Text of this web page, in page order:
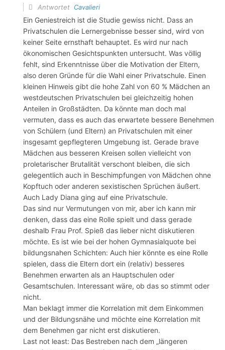
Antwortet Cavalieri
Ein Geniestreich ist die Studie gewiss nicht. Dass an
Privatschulen die Lernergebnisse besser sind, wird von
keiner Seite ernsthaft behauptet. Es wird nur nach
ökonomischen Gesichtspunkten untersucht. Was völlig
fehlt, sind Erkenntnisse über die Motivation der Eltern,
also deren Gründe für die Wahl einer Privatschule. Einen
kleinen Hinweis gibt die hohe Zahl von 60 % Mädchen an
westdeutschen Privatschulen bei gleichzeitig hohen
Anteilen in Großstädten. Da könnte man doch mal
vermuten, dass es auch das erwartete bessere Benehmen
von Schülern (und Eltern) an Privatschulen mit einer
insgesamt gepflegteren Umgebung ist. Gerade brave
Mädchen aus besseren Kreisen sollen vielleicht von
proletarischer Brutalität verschont bleiben, die sich
gelegentlich auch in Beschimpfungen von Mädchen ohne
Kopftuch oder anderen sexistischen Sprüchen äußert.
Auch Lady Diana ging auf eine Privatschule.
Das sind nur Vermutungen von mir, aber ich kann mir
denken, dass das eine Rolle spielt und dass gerade
deshalb Frau Prof. Spieß das lieber nicht diskutieren
möchte. Es ist wie bei der hohen Gymnasialquote bei
bildungsnahen Schichten: Auch hier könnte es eine Rolle
spielen, dass die Eltern dort ein (relativ) besseres
Benehmen erwarten als an Hauptschulen oder
Gesamtschulen. Interessant wäre, ob das so stimmt oder
nicht.
Man beklagt immer die Korrelation mit dem Einkommen
und der Bildungsnähe und möchte eine Korrelation mit
dem Benehmen gar nicht erst diskutieren.
Last not least: Das Bestreben nach dem „längeren